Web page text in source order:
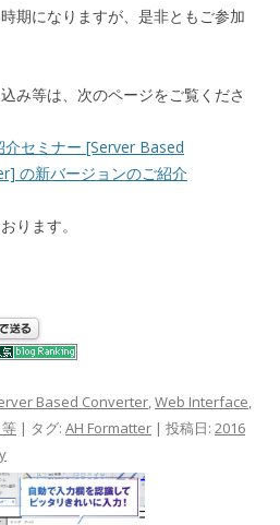
期になりますが、是非ともご参加
み等は、次のページをご覧くださ
セミナー [Server Based
の新バージョンのご紹介
ります。
Based Converter,Web Interface,
| タグ: AH Formatter | 投稿日: 2016